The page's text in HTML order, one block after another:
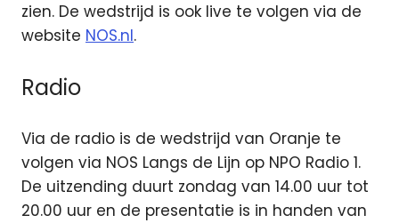
zien. De wedstrijd is ook live te volgen via de
website NOS.nl.
Radio
Via de radio is de wedstrijd van Oranje te
volgen via NOS Langs de Lijn op NPO Radio 1.
De uitzending duurt zondag van 14.00 uur tot
20.00 uur en de presentatie is in handen van